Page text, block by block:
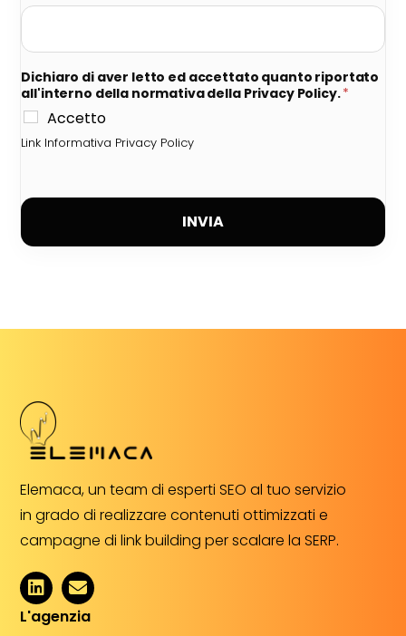
Dichiaro di aver letto ed accettato quanto riportato
all'interno della normativa della Privacy Policy.*
Accetto
Link Informativa Privacy Policy
INVIA
Elemaca, un team di esperti SEO al tuo servizio
in grado di realizzare contenuti ottimizzati e
campagne di link building per scalare la SERP.
L'agenzia